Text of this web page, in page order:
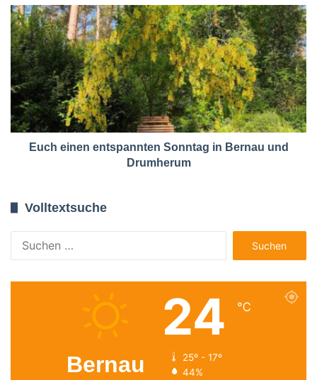
Euch einen entspannten Sonntag in Bernau und
Drumherum
Volltextsuche
nach:
Bernau
24 ℃
25º - 17º
44%